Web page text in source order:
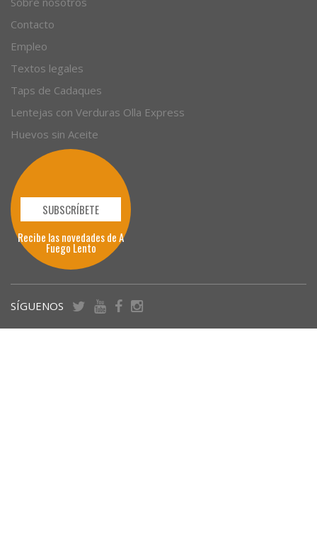
Contacto
Empleo
Textos legales
Taps de Cadaques
Lentejas con Verduras Olla Express
Huevos sin Aceite
SUBSCRÍBETE
Recibe las novedades de A
Fuego Lento
SÍGUENOS